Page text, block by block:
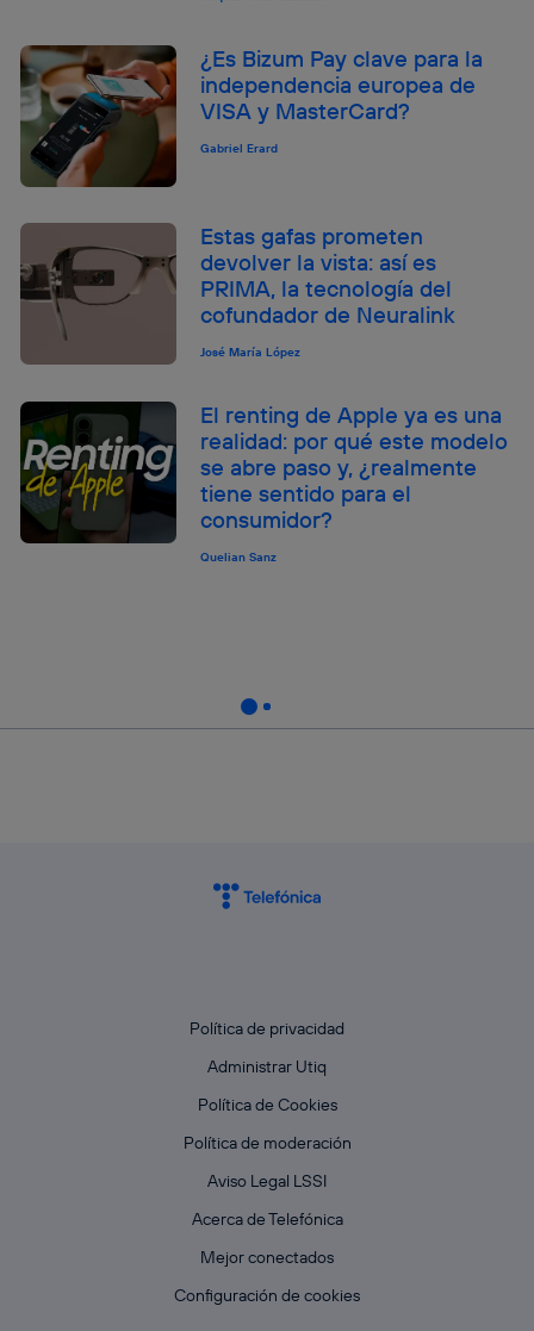
¿Es Bizum Pay clave para la
independencia europea de
VISA y MasterCard?
Gabriel Erard
Estas gafas prometen
devolver la vista: así es
PRIMA, la tecnología del
cofundador de Neuralink
José María López
El renting de Apple ya es una
realidad: por qué este modelo
se abre paso y, ¿realmente
tiene sentido para el
consumidor?
Quelian Sanz
Política de privacidad
Administrar Utiq
Política de Cookies
Política de moderación
Aviso Legal LSSI
Acerca de Telefónica
Mejor conectados
Configuración de cookies